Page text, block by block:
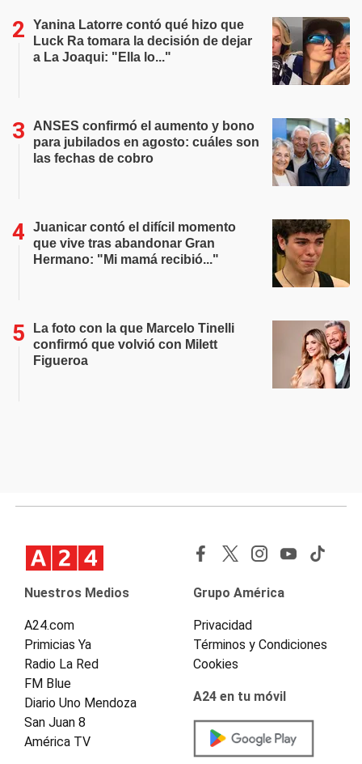
Yanina Latorre contó qué hizo que
Luck Ra tomara la decisión de dejar
a La Joaqui: "Ella lo..."
ANSES confirmó el aumento y bono
para jubilados en agosto: cuáles son
las fechas de cobro
Juanicar contó el difícil momento
que vive tras abandonar Gran
Hermano: "Mi mamá recibió..."
La foto con la que Marcelo Tinelli
confirmó que volvió con Milett
Figueroa
Nuestros Medios
A24.com
Primicias Ya
Radio La Red
FM Blue
Diario Uno Mendoza
San Juan 8
América TV
Grupo América
Privacidad
Términos y Condiciones
Cookies
A24 en tu móvil